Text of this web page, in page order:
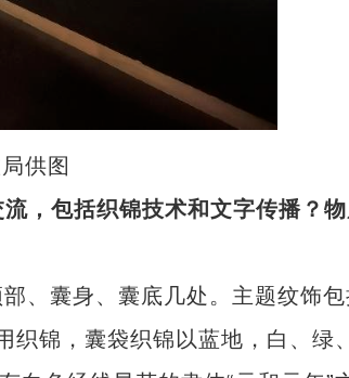
供图
，包括织锦技术和文字传播？
、囊身、囊底几处。主题纹饰
织锦，囊袋织锦以蓝地，白、绿